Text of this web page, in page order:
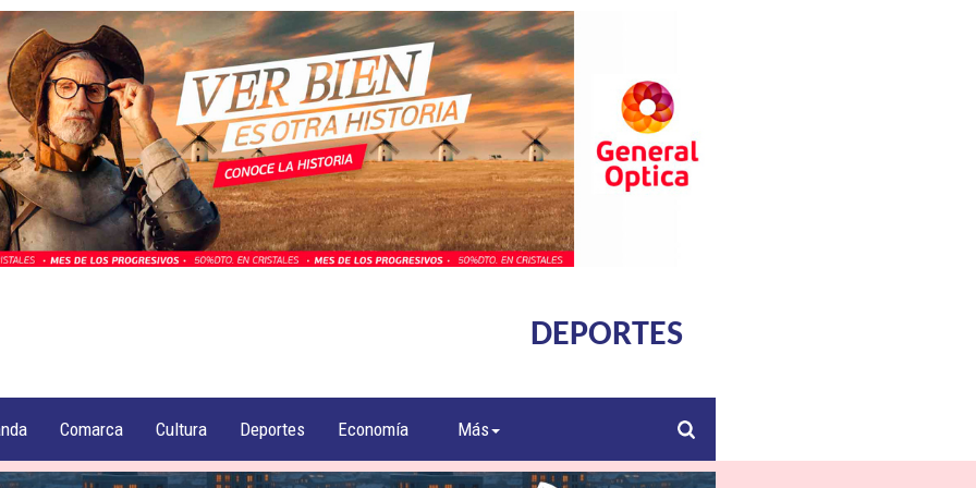
DEPORTES
Comarca Cultura Deportes Economía Más